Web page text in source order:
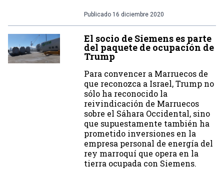
Publicado 16 diciembre 2020
El socio de Siemens es parte
del paquete de ocupación de
Trump
Para convencer a Marruecos de
que reconozca a Israel, Trump no
sólo ha reconocido la
reivindicación de Marruecos
sobre el Sáhara Occidental, sino
que supuestamente también ha
prometido inversiones en la
empresa personal de energía del
rey marroquí que opera en la
tierra ocupada con Siemens.